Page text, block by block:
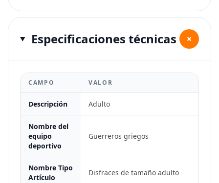
Especificaciones técnicas +
CAMPO VALOR
Descripción Adulto
Nombre del
equipo
deportivo
Guerreros griegos
Nombre Tipo
Artículo
Disfraces de tamaño adulto